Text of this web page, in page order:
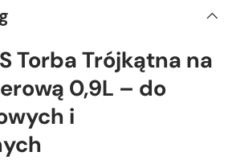
Torba Trójkątna na
0,9L – do
i